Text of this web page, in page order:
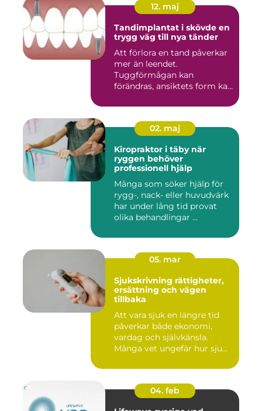
12. maj
Tandimplantat i skövde en
trygg väg till nya tänder
Att förlora en tand påverkar
mer än leendet.
Tuggförmågan kan
förändras, ansiktets form kan
02. maj
Kiropraktor i täby när
ryggen behöver
professionell hjälp
Många som söker hjälp för
rygg-, nack- eller huvudvärk
har under lång tid provat
olika behandlingar ...
05. mar
Sjukskrivning rättigheter,
ersättning och vägen
tillbaka
Att vara sjuk en längre tid
påverkar både ekonomi,
vardag och självkänsla.
Många vet ungefär hur sju...
04. feb